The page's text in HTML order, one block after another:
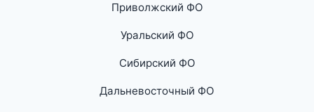
Приволжский ФО
Уральский ФО
Сибирский ФО
Дальневосточный ФО